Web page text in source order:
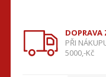
DOPRAVA
PŘI
5000,-Kč